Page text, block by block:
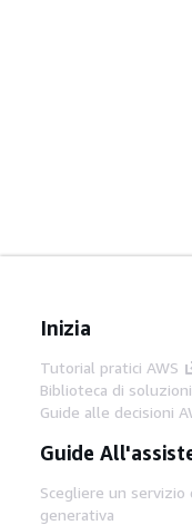
Inizia
Tutorial pratici AWS
Biblioteca di soluzioni
Guide alle decisioni
Guide
Scegliere un
generativa